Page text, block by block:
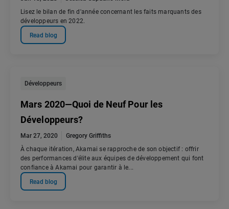
Lisez le bilan de fin d'année concernant les faits marquants des
développeurs en 2022.
Read blog
Développeurs
Mars 2020—Quoi de Neuf Pour les
Développeurs?
Mar 27, 2020
Gregory Griffiths
À chaque itération, Akamai se rapproche de son objectif : offrir
des performances d'élite aux équipes de développement qui font
confiance à Akamai pour garantir à le...
Read blog